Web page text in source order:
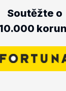
Soutěžte o